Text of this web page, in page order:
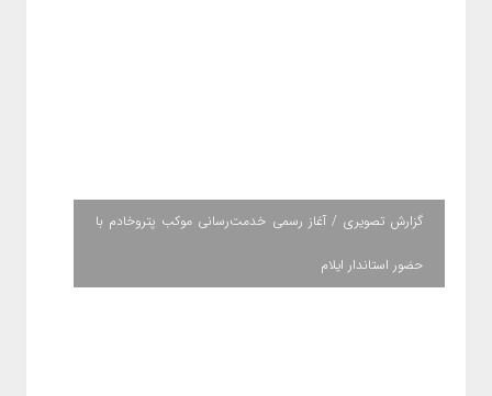
گزارش تصویری / آغاز رسمی خدمت‌رسانی موکب پتروخادم با
حضور استاندار ایلام